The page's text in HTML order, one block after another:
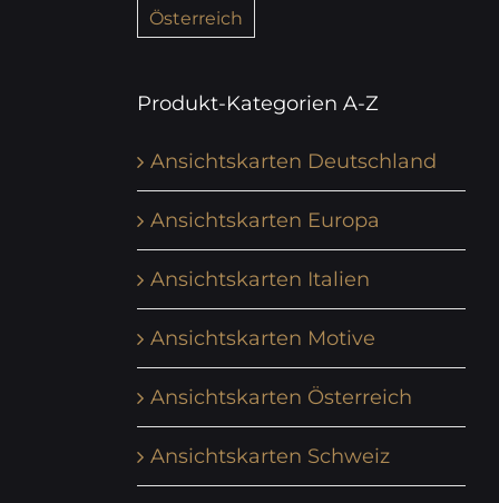
Österreich
Produkt-Kategorien A-Z
Ansichtskarten Deutschland
Ansichtskarten Europa
Ansichtskarten Italien
Ansichtskarten Motive
Ansichtskarten Österreich
Ansichtskarten Schweiz